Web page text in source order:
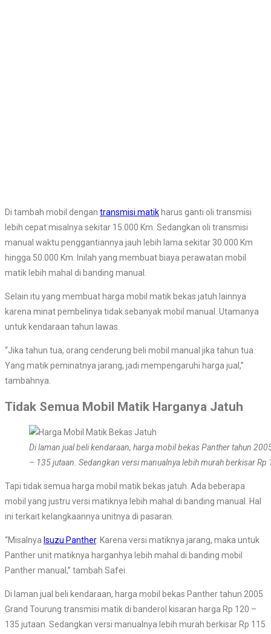
Di tambah mobil dengan transmisi matik harus ganti oli transmisi
lebih cepat misalnya sekitar 15.000 Km. Sedangkan oli transmisi
manual waktu penggantiannya jauh lebih lama sekitar 30.000 Km
hingga 50.000 Km. Inilah yang membuat biaya perawatan mobil
matik lebih mahal di banding manual.
Selain itu yang membuat harga mobil matik bekas jatuh lainnya
karena minat pembelinya tidak sebanyak mobil manual. Utamanya
untuk kendaraan tahun lawas.
“Jika tahun tua, orang cenderung beli mobil manual jika tahun tua.
Yang matik peminatnya jarang, jadi mempengaruhi harga jual,”
tambahnya.
Tidak Semua Mobil Matik Harganya Jatuh
Di laman jual beli kendaraan, harga mobil bekas Panther tahun
– 135 jutaan. Sedangkan versi manualnya lebih murah berkisar Rp
Tapi tidak semua harga mobil matik bekas jatuh. Ada beberapa
mobil yang justru versi matiknya lebih mahal di banding manual. Hal
ini terkait kelangkaannya unitnya di pasaran.
“Misalnya Isuzu Panther. Karena versi matiknya jarang, maka untuk
Panther unit matiknya harganhya lebih mahal di banding mobil
Panther manual,” tambah Safei.
Di laman jual beli kendaraan, harga mobil bekas Panther tahun 2005
Grand Tourung transmisi matik di banderol kisaran harga Rp 120 –
135 jutaan. Sedangkan versi manualnya lebih murah berkisar Rp 115